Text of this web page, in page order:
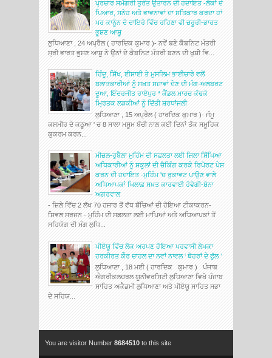
ਪ੍ਰਚਾਰ ਸਮੱਗਰੀ ਤੁਰੰਤ ਉਤਾਰਨ ਦੀ ਹਦਾਇਤ -ਲੋਕਾਂ ਦੇ
ਪਿਆਰ, ਸਨੇਹ ਅਤੇ ਭਾਵਨਾਵਾਂ ਦਾ ਸਤਿਕਾਰ ਕਰਦਾ ਹਾਂ
ਪਰ ਕਾਨੂੰਨ ਦੇ ਦਾਇਰੇ ਵਿੱਚ ਰਹਿਣਾ ਵੀ ਜ਼ਰੂਰੀ-ਭਾਰਤ
ਭੂਸ਼ਣ ਆਸ਼ੂ
ਲੁਧਿਆਣਾ , 24 ਅਪ੍ਰੈਲ ( ਹਾਰਦਿਕ ਕੁਮਾਰ )- ਨਵੇਂ ਬਣੇ ਕੈਬਨਿਟ ਮੰਤਰੀ
ਸ੍ਰੀ ਭਾਰਤ ਭੂਸ਼ਣ ਆਸ਼ੂ ਨੇ ਉਨਾਂ ਦੇ ਕੈਬਨਿਟ ਮੰਤਰੀ ਬਣਨ ਦੀ ਖੁਸ਼ੀ ਵਿ...
ਹਿੰਦੂ, ਸਿੱਖ, ਈਸਾਈ ਤੇ ਮੁਸਲਿਮ ਭਾਈਚਾਰੇ ਵਲੋਂ
ਬਲਾਤਕਾਰੀਆਂ ਨੂੰ ਸਖ਼ਤ ਸਜ਼ਾਵਾਂ ਦੇਣ ਦੀ ਮੰਗ-ਅਲਬਰਟ
ਦੂਆ, ਇੰਦਰਜੀਤ ਰਾਏਪੁਰ * ਕੈਂਡਲ ਮਾਰਚ ਕੱਢਕੇ
ਮ੍ਰਿਤਕ ਲੜਕੀਆਂ ਨੂੰ ਦਿੱਤੀ ਸ਼ਰਧਾਂਜਲੀ
ਲੁਧਿਆਣਾ , 15 ਅਪ੍ਰੈਲ ( ਹਾਰਦਿਕ ਕੁਮਾਰ )- ਜੰਮੂ
ਕਸ਼ਮੀਰ ਦੇ ਕਠੂਆ ' ਚ 8 ਸਾਲਾ ਮਸੂਮ ਬੱਚੀ ਨਾਲ ਕਈ ਦਿਨਾਂ ਤੱਕ ਸਮੂਹਿਕ
ਕੁਕਰਮ ਕਰਨ...
ਮੀਜ਼ਲ-ਰੁਬੈਲਾ ਮੁਹਿੰਮ ਦੀ ਸਫ਼ਲਤਾ ਲਈ ਜ਼ਿਲਾ ਸਿੱਖਿਆ
ਅਧਿਕਾਰੀਆਂ ਨੂੰ ਸਕੂਲਾਂ ਦੀ ਚੈਕਿੰਗ ਕਰਕੇ ਰਿਪੋਰਟ ਪੇਸ਼
ਕਰਨ ਦੀ ਹਦਾਇਤ -ਮੁਹਿੰਮ 'ਚ ਰੁਕਾਵਟ ਪਾਉਣ ਵਾਲੇ
ਅਧਿਆਪਕਾਂ ਖਿਲਾਫ਼ ਸਖ਼ਤ ਕਾਰਵਾਈ ਹੋਵੇਗੀ-ਸ਼ੇਨਾ
ਅਗਰਵਾਲ
- ਜ਼ਿਲੇ ਵਿੱਚ 2 ਲੱਖ 70 ਹਜ਼ਾਰ ਤੋਂ ਵੱਧ ਬੱਚਿਆਂ ਦੀ ਹੋਇਆ ਟੀਕਾਕਰਨ-
ਸਿਵਲ ਸਰਜਨ - ਮੁਹਿੰਮ ਦੀ ਸਫ਼ਲਤਾ ਲਈ ਮਾਪਿਆਂ ਅਤੇ ਅਧਿਆਪਕਾਂ ਤੋਂ
ਸਹਿਯੋਗ ਦੀ ਮੰਗ ਲੁਧਿ...
ਪੀਏਯੂ ਵਿੱਚ ਲੋਕ ਅਰਪਣ ਹੋਇਆ ਪਰਵਾਸੀ ਲੇਖਕਾ
ਹਰਕੀਰਤ ਕੌਰ ਚਾਹਲ ਦਾ ਨਵਾਂ ਨਾਵਲ ‘ ਥੋਹਰਾਂ ਦੇ ਫੁੱਲ ’
ਲੁਧਿਆਣਾ , 18 ਮਈ ( ਹਾਰਦਿਕ ਕੁਮਾਰ ) ਪੰਜਾਬ
ਐਗਰੀਕਲਚਰਲ ਯੂਨੀਵਰਸਿਟੀ ਲੁਧਿਆਣਾ ਵਿਖੇ ਪੰਜਾਬ
ਸਾਹਿਤ ਅਕੈਡਮੀ ਲੁਧਿਆਣਾ ਅਤੇ ਪੀਏਯੂ ਸਾਹਿਤ ਸਭਾ
ਦੇ ਸਹਿਯ...
You are visitor Number 8684510 to this site